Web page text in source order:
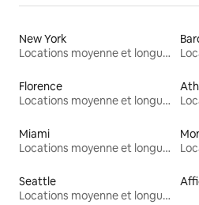
New York
Locations moyenne et longue durée
Florence
Locations moyenne et longue durée
Miami
Locations moyenne et longue durée
Seattle
Locations moyenne et longue durée